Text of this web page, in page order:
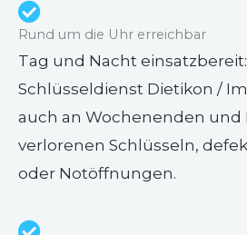
Rund um die Uhr erreichbar
Tag und Nacht
Schlüsseldienst Dietikon /
auch an Wochenenden und
verlorenen Schlüsseln,
oder Notöffnungen.